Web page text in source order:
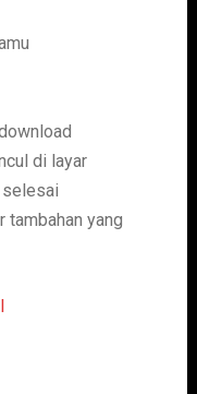
di layar
tambahan yang